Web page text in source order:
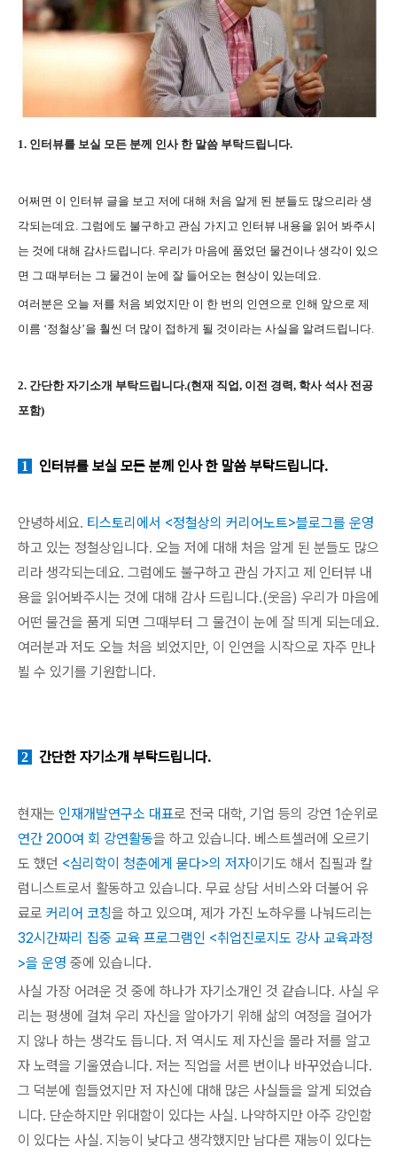
1. 인터뷰를 보실 모든 분께 인사 한 말씀 부탁드립니다.
어쩌면 이 인터뷰 글을 보고 저에 대해 처음 알게 된 분들도 많으리라 생
각되는데요. 그럼에도 불구하고 관심 가지고 인터뷰 내용을 읽어 봐주시
는 것에 대해 감사드립니다. 우리가 마음에 품었던 물건이나 생각이 있으
면 그 때부터는 그 물건이 눈에 잘 들어오는 현상이 있는데요.
여러분은 오늘 저를 처음 뵈었지만 이 한 번의 인연으로 인해 앞으로 제
이름 ‘정철상’을 훨씬 더 많이 접하게 될 것이라는 사실을 알려드립니다.
2. 간단한 자기소개 부탁드립니다.(현재 직업, 이전 경력, 학사 석사 전공
포함)
1 인터뷰를 보실 모든 분께 인사 한 말씀 부탁드립니다.
안녕하세요. 티스토리에서 <정철상의 커리어노트>블로그를 운영
하고 있는 정철상입니다. 오늘 저에 대해 처음 알게 된 분들도 많으
리라 생각되는데요. 그럼에도 불구하고 관심 가지고 제 인터뷰 내
용을 읽어봐주시는 것에 대해 감사 드립니다.(웃음) 우리가 마음에
어떤 물건을 품게 되면 그때부터 그 물건이 눈에 잘 띄게 되는데요.
여러분과 저도 오늘 처음 뵈었지만, 이 인연을 시작으로 자주 만나
뵐 수 있기를 기원합니다.
2 간단한 자기소개 부탁드립니다.
현재는 인재개발연구소 대표로 전국 대학, 기업 등의 강연 1순위로
연간 200여 회 강연활동을 하고 있습니다. 베스트셀러에 오르기
도 했던 <심리학이 청춘에게 묻다>의 저자이기도 해서 집필과 칼
럼니스트로서 활동하고 있습니다. 무료 상담 서비스와 더불어 유
료로 커리어 코칭을 하고 있으며, 제가 가진 노하우를 나눠드리는
32시간짜리 집중 교육 프로그램인 <취업진로지도 강사 교육과정
>을 운영 중에 있습니다.
사실 가장 어려운 것 중에 하나가 자기소개인 것 같습니다. 사실 우
리는 평생에 걸쳐 우리 자신을 알아가기 위해 삶의 여정을 걸어가
지 않나 하는 생각도 듭니다. 저 역시도 제 자신을 몰라 저를 알고
자 노력을 기울였습니다. 저는 직업을 서른 번이나 바꾸었습니다.
그 덕분에 힘들었지만 저 자신에 대해 많은 사실들을 알게 되었습
니다. 단순하지만 위대함이 있다는 사실. 나약하지만 아주 강인함
이 있다는 사실. 지능이 낮다고 생각했지만 남다른 재능이 있다는